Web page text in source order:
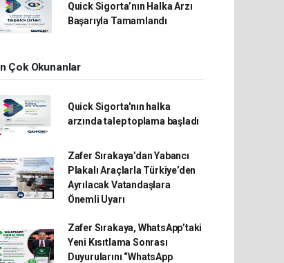
Quick Sigorta’nın Halka Arzı
Başarıyla Tamamlandı
Çok Okunanlar
Quick Sigorta'nın halka
arzında talep toplama başladı
Zafer Sırakaya’dan Yabancı
Plakalı Araçlarla Türkiye’den
Ayrılacak Vatandaşlara
Önemli Uyarı
Zafer Sırakaya, WhatsApp’taki
Yeni Kısıtlama Sonrası
Duyurularını “WhatsApp